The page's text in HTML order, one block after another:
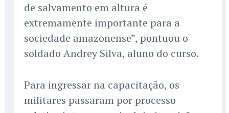
de salvamento em altura é
extremamente importante para a
sociedade amazonense”, pontuou o
soldado Andrey Silva, aluno do curso.
Para ingressar na capacitação, os
militares passaram por processo